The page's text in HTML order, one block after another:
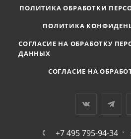
ПОЛИТИКА ОБРАБОТКИ
ПОЛИТИКА
СОГЛАСИЕ НА ОБРАБОТКУ
ДАННЫХ
СОГЛАСИЕ НА
+7 495 795-94-34